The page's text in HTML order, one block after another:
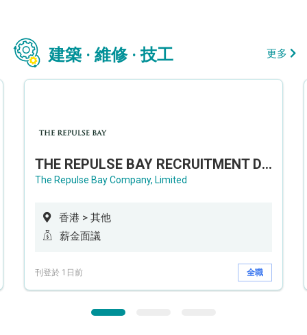
建築 · 維修 · 技工 更多
THE REPULSE BAY RECRUITMENT DAY 淺水灣影灣園人才招聘會
The Repulse Bay Company, Limited
香港 > 其他
薪金面議
刊登於 1日前 全職